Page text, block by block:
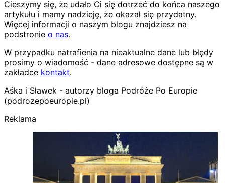
Cieszymy się, że udało Ci się dotrzeć do końca naszego
artykułu i mamy nadzieję, że okazał się przydatny.
Więcej informacji o naszym blogu znajdziesz na
podstronie o nas.
W przypadku natrafienia na nieaktualne dane lub błędy
prosimy o wiadomość - dane adresowe dostępne są w
zakładce kontakt.
Aśka i Sławek - autorzy bloga Podróże Po Europie
(podrozepoeuropie.pl)
Reklama